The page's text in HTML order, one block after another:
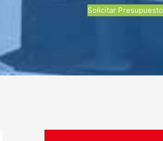
Solicitar Presupuesto